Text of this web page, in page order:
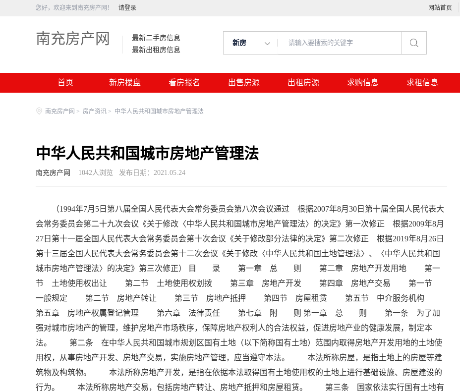
您好，欢迎来到南充房产网！ 请登录 网站首页
南充房产网
最新二手房信息
最新出租房信息
新房
首页 新房楼盘 看房报名 出售房源 出租房源 求购信息 求租信息
南充房产网 > 房产资讯 > 中华人民共和国城市房地产管理法
中华人民共和国城市房地产管理法
南充房产网 1042人浏览 发布日期：2021.05.24
（1994年7月5日第八届全国人民代表大会常务委员会第八次会议通过 根据2007年8月30日第十届全国人民代表大
会常务委员会第二十九次会议《关于修改〈中华人民共和国城市房地产管理法〉的决定》第一次修正 根据2009年8月
27日第十一届全国人民代表大会常务委员会第十次会议《关于修改部分法律的决定》第二次修正 根据2019年8月26日
第十三届全国人民代表大会常务委员会第十二次会议《关于修改〈中华人民共和国土地管理法〉、〈中华人民共和国
城市房地产管理法〉的决定》第三次修正） 目 录 第一章 总 则 第二章 房地产开发用地 第一
节 土地使用权出让 第二节 土地使用权划拨 第三章 房地产开发 第四章 房地产交易 第一节
一般规定 第二节 房地产转让 第三节 房地产抵押 第四节 房屋租赁 第五节 中介服务机构
第五章 房地产权属登记管理 第六章 法律责任 第七章 附 则 第一章 总 则 第一条 为了加
强对城市房地产的管理，维护房地产市场秩序，保障房地产权利人的合法权益，促进房地产业的健康发展，制定本
法。 第二条 在中华人民共和国城市规划区国有土地（以下简称国有土地）范围内取得房地产开发用地的土地使
用权，从事房地产开发、房地产交易，实施房地产管理，应当遵守本法。 本法所称房屋，是指土地上的房屋等建
筑物及构筑物。 本法所称房地产开发，是指在依据本法取得国有土地使用权的土地上进行基础设施、房屋建设的
行为。 本法所称房地产交易，包括房地产转让、房地产抵押和房屋租赁。 第三条 国家依法实行国有土地有